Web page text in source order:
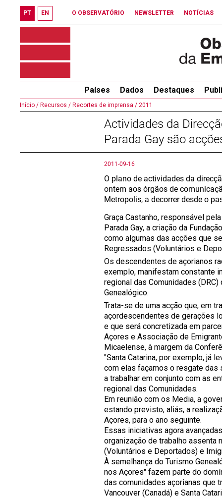
PT EN O OBSERVATÓRIO NEWSLETTER NOTÍCIAS
Países Dados Destaques
Início / Recursos / Recortes de imprensa / 2011
Actividades da
Parada Gay são
2011-09-16
O plano de actividades da
ontem aos órgãos de
Metropolis, a decorrer desde o
Graça Castanho, responsável
Parada Gay, a criação da
como algumas das acções que
Regressados (Voluntários e
Os descendentes de açorianos
exemplo, manifestam constante
regional das Comunidades
Genealógico.
Trata-se de uma acção que, em
açordescendentes de gerações
e que será concretizada em
Açores e Associação de
Micaelense, à margem da
"Santa Catarina, por exemplo, já
com elas façamos o resgate das
a trabalhar em conjunto com as
regional das Comunidades.
Em reunião com os Media, a
estando previsto, aliás, a
Açores, para o ano seguinte.
Essas iniciativas agora
organização de trabalho
(Voluntários e Deportados) e
À semelhança do Turismo
nos Açores" fazem parte do
das comunidades açorianas que
Vancouver (Canadá) e Santa